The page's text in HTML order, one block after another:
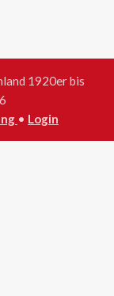
1920er bis
• Login